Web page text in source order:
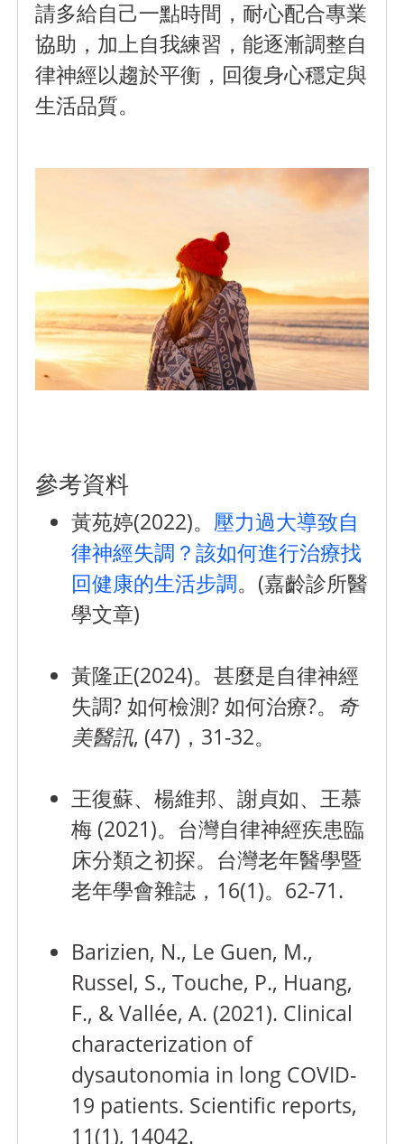
請多給自己一點時間，耐心配合專業
協助，加上自我練習，能逐漸調整自
律神經以趨於平衡，回復身心穩定與
生活品質。
參考資料
黃苑婷(2022)。 壓力過大導致自
律神經失調？該如何進行治療找
回健康的生活步調。(嘉齡診所醫
學文章)
黃隆正(2024)。甚麼是自律神經
失調? 如何檢測? 如何治療?。 奇
美醫訊, (47)，31-32。
王復蘇、楊維邦、謝貞如、王慕
梅 (2021)。台灣自律神經疾患臨
床分類之初探。台灣老年醫學暨
老年學會雜誌，16(1)。62-71.
Barizien, N., Le Guen, M.,
Russel, S., Touche, P., Huang,
F., & Vallée, A. (2021). Clinical
characterization of
dysautonomia in long COVID-
19 patients. Scientific reports,
11(1), 14042.